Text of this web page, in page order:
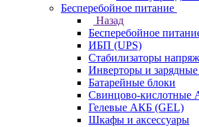
Бесперебойное питание
Назад
Бесперебойное
ИБП (UPS)
Стабилизаторы
Инверторы и
Батарейные блоки
Свинцово-кислотные
Гелевые АКБ (GEL)
Шкафы и аксессуары